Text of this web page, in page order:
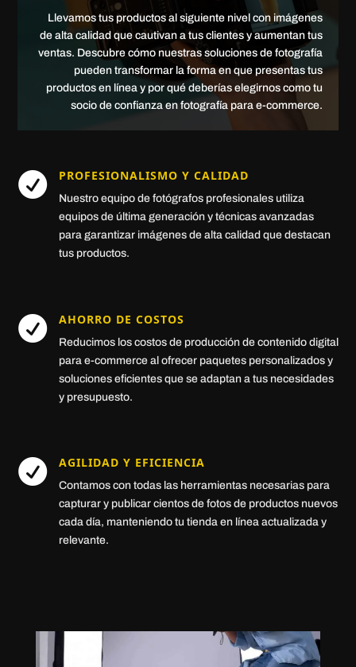
Llevamos tus productos al siguiente nivel con imágenes
de alta calidad que cautivan a tus clientes y aumentan tus
ventas. Descubre cómo nuestras soluciones de fotografía
pueden transformar la forma en que presentas tus
productos en línea y por qué deberías elegirnos como tu
socio de confianza en fotografía para e-commerce.
 PROFESIONALISMO Y CALIDAD
Nuestro equipo de fotógrafos profesionales utiliza
equipos de última generación y técnicas avanzadas
para garantizar imágenes de alta calidad que destacan
tus productos.
 AHORRO DE COSTOS
Reducimos los costos de producción de contenido digital
para e-commerce al ofrecer paquetes personalizados y
soluciones eficientes que se adaptan a tus necesidades
y presupuesto.
 AGILIDAD Y EFICIENCIA
Contamos con todas las herramientas necesarias para
capturar y publicar cientos de fotos de productos nuevos
cada día, manteniendo tu tienda en línea actualizada y
relevante.